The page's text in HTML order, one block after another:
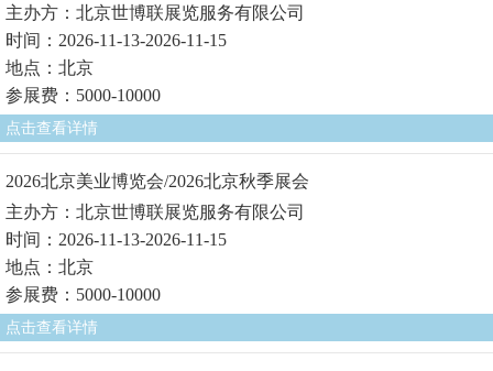
主办方：北京世博联展览服务有限公司
时间：2026-11-13-2026-11-15
地点：北京
参展费：5000-10000
点击查看详情
2026北京美业博览会/2026北京秋季展会
主办方：北京世博联展览服务有限公司
时间：2026-11-13-2026-11-15
地点：北京
参展费：5000-10000
点击查看详情